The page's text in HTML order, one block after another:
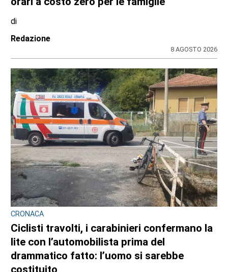
regionale
di
Redazione CRP
CONSIGLIO REGIONALE
A Palazzo Lascaris la mostra “Romano
Gazzera. Nel regno dei fiori giganti”
di